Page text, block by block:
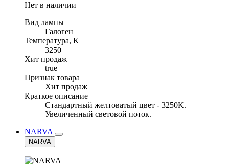
Нет в наличии
Вид лампы
Галоген
Температура, К
3250
Хит продаж
true
Признак товара
Хит продаж
Краткое описание
Стандартный желтоватый цвет - 3250K.
Увеличенный световой поток.
NARVA
NARVA